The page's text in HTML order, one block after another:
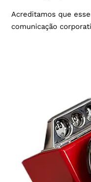
Acreditamos que
comunicação